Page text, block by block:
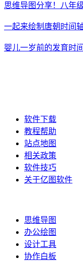
思维导图分享！八年
一起来绘制唐朝时间
婴儿一岁前的发育时
软件下载
教程帮助
站点地图
相关政策
软件技巧
关于亿图软件
思维导图
办公绘图
设计工具
协作白板